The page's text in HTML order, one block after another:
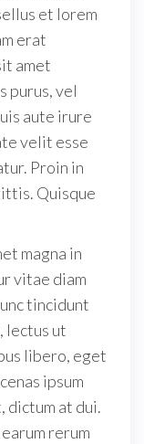
et lorem
erat
amet
purus, vel
aute irure
velit esse
Proin in
Quisque
magna in
vitae diam
tincidunt
lectus ut
libero, eget
ipsum
at dui.
rerum